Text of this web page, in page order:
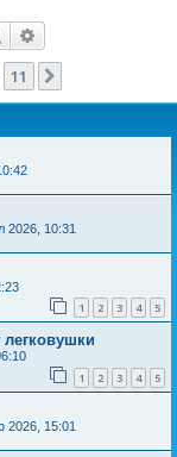
Поиск
11
2026, 10:31
1 2 3 4 5
1 2 3 4 5
2026, 15:01